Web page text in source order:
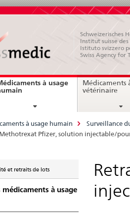
Schweizerisches
Institut suisse
Istituto svizzero
Swiss Agency for
à usage
Médicaments
vétérinaire
à usage humain Surveillance
Methotrexat Pfizer, solution injectable/
et retraits de lots
à usage